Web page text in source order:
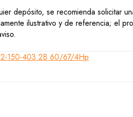
depósito, se recomienda solicitar
ilustrativo y de referencia; el